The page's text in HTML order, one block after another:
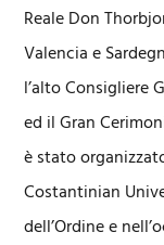
Reale Don
Valencia e
l’alto Consigliere
ed il Gran
è stato
Costantinian
dell’Ordine e